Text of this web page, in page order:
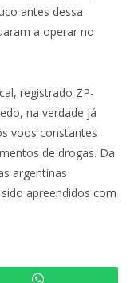
antes dessa
a operar no
registrado ZP-
na verdade já
voos constantes
de drogas. Da
argentinas
apreendidos com